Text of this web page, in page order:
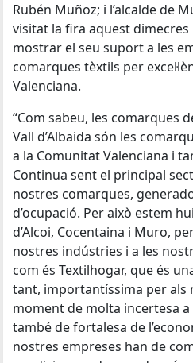
Rubén Muñoz; i l’alcalde de
visitat la fira aquest dimecres
mostrar el seu suport a les
comarques tèxtils per
Valenciana.
“Com sabeu, les comarques
Vall d’Albaida són les
a la Comunitat Valenciana i
Continua sent el principal
nostres comarques,
d’ocupació. Per això estem
d’Alcoi, Cocentaina i Muro,
nostres indústries i a les
com és Textilhogar, que és
tant, importantíssima per als
moment de molta incertesa
també de fortalesa de
nostres empreses han de